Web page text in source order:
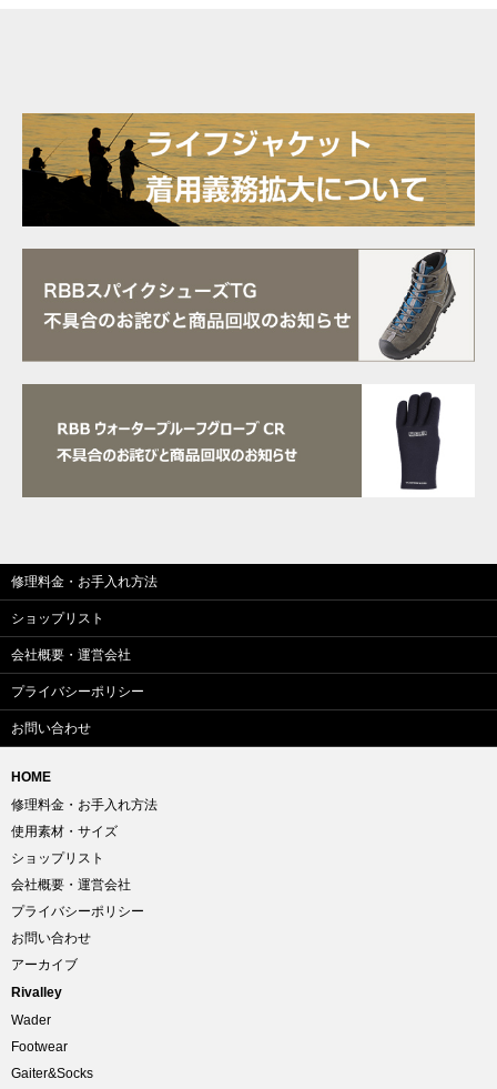
修理料金・お手入れ方法
ショップリスト
会社概要・運営会社
プライバシーポリシー
お問い合わせ
HOME
修理料金・お手入れ方法
使用素材・サイズ
ショップリスト
会社概要・運営会社
プライバシーポリシー
お問い合わせ
アーカイブ
Rivalley
Wader
Footwear
Gaiter&Socks